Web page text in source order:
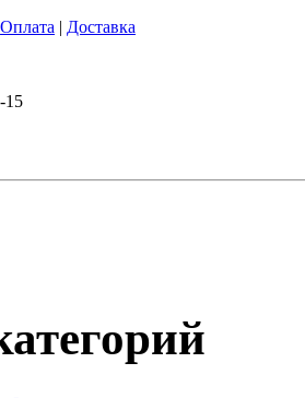
Оплата | Доставка
15